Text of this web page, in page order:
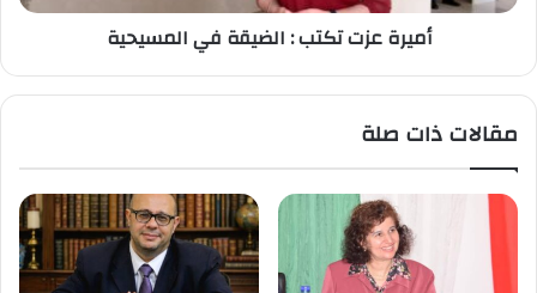
أميرة عزت تكتب : الضيقة في المسيحية
مقالات ذات صلة